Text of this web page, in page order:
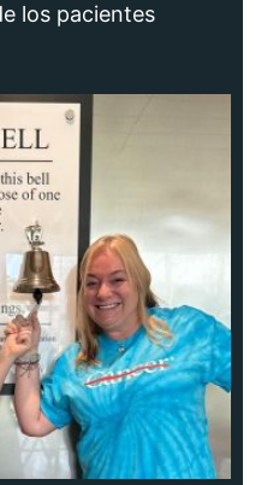
los pacientes